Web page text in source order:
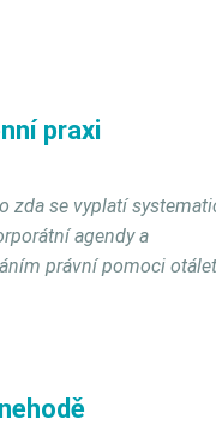
praxi
zda se vyplatí
agendy a
právní pomoci